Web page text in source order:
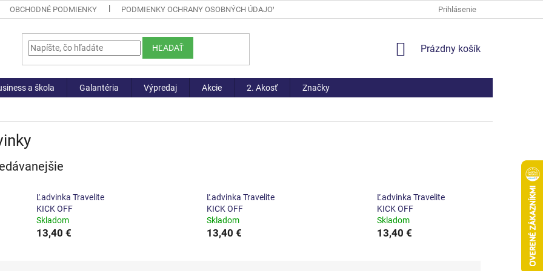
OBCHODNÉ PODMIENKY PODMIENKY OCHRANY OSOBNÝCH ÚDAJOV ČASTO KLADENÉ OTÁZKY
Prihlásenie
HĽADAŤ
NÁKUPNÝ
Prázdny košík
a škola Galantéria Výpredaj Akcie 2. Akosť Značky
Ľadvinka Travelite
KICK OFF
Skladom
13,40 €
Ľadvinka Travelite
KICK OFF
Skladom
13,40 €
Ľadvinka Travelite
KICK OFF
Skladom
13,40 €